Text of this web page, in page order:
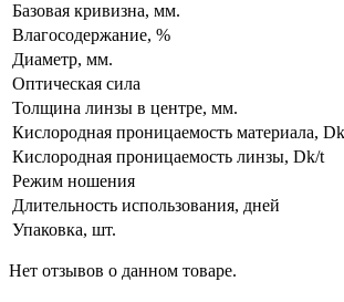
Базовая кривизна, мм.
Влагосодержание, %
Диаметр, мм.
Оптическая сила
Толщина линзы в центре, мм.
Кислородная проницаемость материала, Dk
Кислородная проницаемость линзы, Dk/t
Режим ношения
Длительность использования, дней
Упаковка, шт.
Нет отзывов о данном товаре.